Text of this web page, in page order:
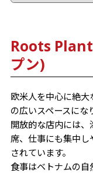
Roots
プン)
欧米人を中心に絶
の広いスペースにな
開放的な店内には
席、仕事にも集中
されています。
食事はベトナムの